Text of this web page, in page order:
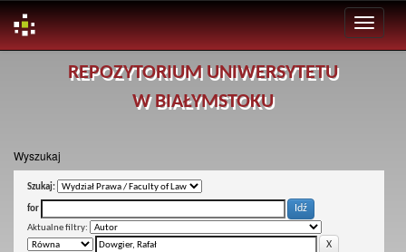
REPOZYTORIUM UNIWERSYTETU
W BIAŁYMSTOKU
Wyszukaj
Szukaj:
for
Aktualne filtry: